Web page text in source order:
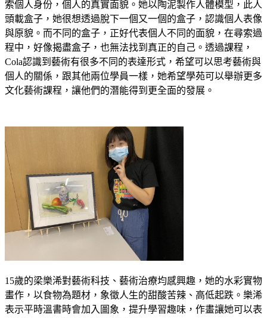
索個人身份，個人的真實面貌。她以陶泥製作人體模型，此人
頭載盒子，她很想透過脫下一個又一個的盒子，認識個人表像
與原貌。而不同的盒子，正好代表個人不同的面貌，在尋索過
程中，好像揭盡盒子，也無法找到真正的自己。透過課程，
Cola認識到藝術有很多不同的表達形式，希望可以思考藝術與
個人的關係，跟其他兩位學員一樣，她希望學苑可以舉辦更多
文化藝術課程，讓他們的潛能得到更全面的發展。
15歲的梁樂浠對藝術科技、藝術治療均感興趣，她的水彩實物
畫作，以食物為題材，象徵人生的甜酸苦辣、高低起跌。樂浠
表示平時溫書時會加入圖象，提升學習趣味，作畫讓她可以表